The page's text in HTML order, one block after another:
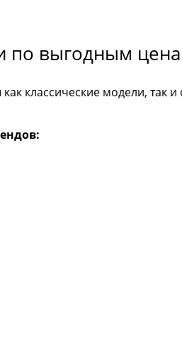
выгодным
классические модели, так